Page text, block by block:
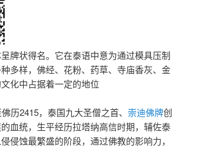
牌状得名。它在泰语中意为通过模具压制
多样，佛经、花粉、药草、寺庙香灰、金
化中占据着一定的地位
历2415，泰国九大圣僧之首、 崇迪佛牌创
血统，生平经历拉塔纳高信时期，辅佐泰
侵蚀最繁盛的阶段，通过佛教的影响力，